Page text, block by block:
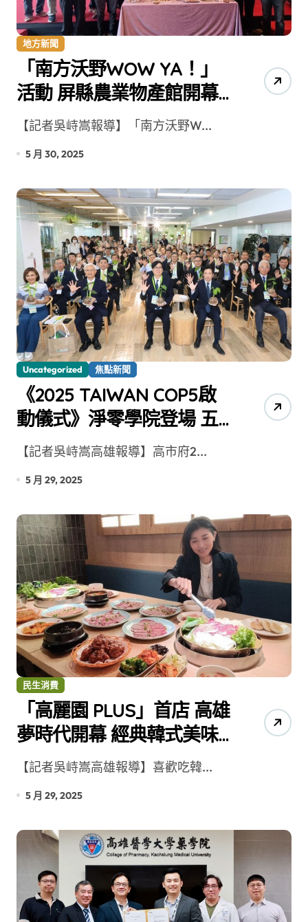
地方新聞
「南方沃野WOW YA！」
活動 屏縣農業物產館開幕
推廣在地特色畜禽產品
【記者吳峙嵩報導】「南方沃野W...
5 月 30, 2025
Uncategorized 焦點新聞
《2025 TAIWAN COP5啟
動儀式》淨零學院登場 五
大行動落實減碳新目標
【記者吳峙嵩高雄報導】高市府2...
5 月 29, 2025
民生消費
「高麗園 PLUS」首店 高雄
夢時代開幕 經典韓式美味
吃到飽
【記者吳峙嵩高雄報導】喜歡吃韓...
5 月 29, 2025